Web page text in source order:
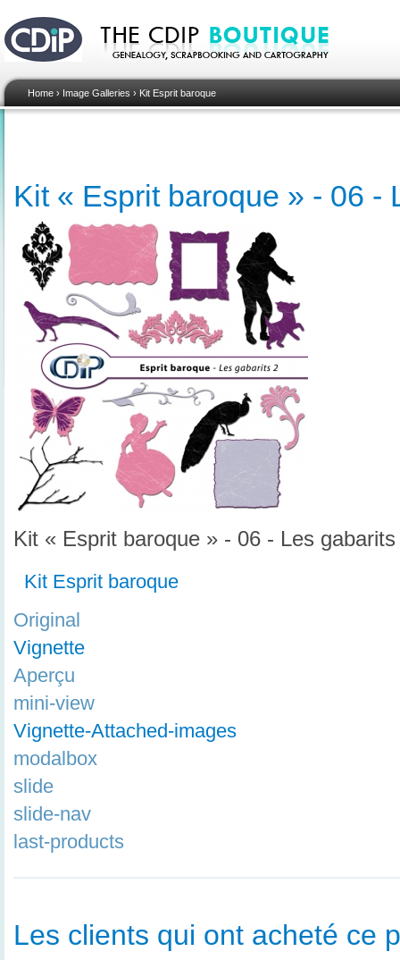
Home › Image Galleries › Kit Esprit baroque
Kit « Esprit baroque » - 06 -
Kit « Esprit baroque » - 06 - Les gabarits
Kit Esprit baroque
Original
Vignette
Aperçu
mini-view
Vignette-Attached-images
modalbox
slide
slide-nav
last-products
Les clients qui ont acheté ce